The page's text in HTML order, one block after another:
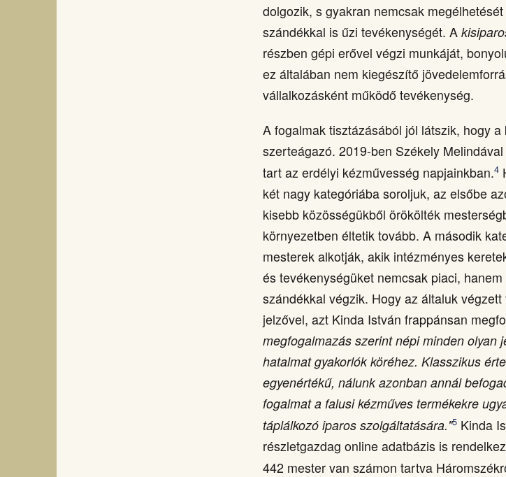
dolgozik, s gyakran nemcsak
szándékkal is űzi tevékenységét. A
részben gépi erővel végzi munkáját,
ez általában nem kiegészítő
vállalkozásként működő tevékenység.
A fogalmak tisztázásából jól látszik, hogy
szerteágazó. 2019-ben Székely
tart az erdélyi kézművesség napjainkban.4
két nagy kategóriába soroljuk, az elsőbe
kisebb közösségükből örökölték
környezetben éltetik tovább. A második
mesterek alkotják, akik intézményes
és tevékenységüket nemcsak piaci,
szándékkal végzik. Hogy az általuk
jelzővel, azt Kinda István frappánsan
megfogalmazás szerint népi minden olyan
hatalmat gyakorlók köréhez. Klasszikus
egyenértékű, nálunk azonban annál
fogalmat a falusi kézműves termékekre
táplálkozó iparos szolgáltatására."5 Kinda
részletgazdag online adatbázis is
442 mester van számon tartva